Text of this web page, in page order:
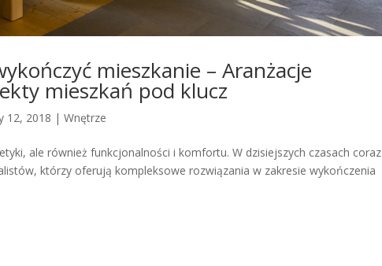
mieszkanie – Aranżacje
mieszkań pod klucz
12, 2018 |Wnętrze
ale również funkcjonalności i komfortu. W dzisiejszych czasach coraz
którzy oferują kompleksowe rozwiązania w zakresie wykończenia